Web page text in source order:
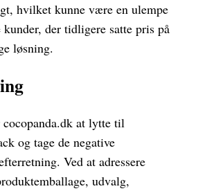
hvilket kunne være en ulempe
der tidligere satte pris på
løsning.
at lytte til
og tage de negative
Ved at adressere
udvalg,